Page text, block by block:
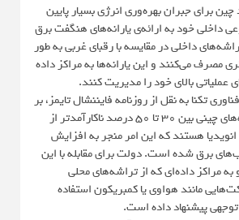
برای جبران بهره‌وری انرژی بسیار پایین
خود به ارائه‌ی یارانه‌های هنگفت برق
داخلی در مقایسه با رقبای غربی به طور
مصرف می‌کنند و این یارانه‌ها به مراکز داده
بالای خود را مدیریت کنند.
تکنا به نقل از روزنامه فایننشال تایمز، بر
اساس ارزیابی‌ها تراشه‌های چینی بین ۳۰ تا ۵۰ درصد ناکارآمدتر از
تراشه‌هایی مانند H20 انویدیا هستند که این امر منجر به افزایش
برق شده است. دولت برای مقابله با این
مراکز داده‌ای که از تراشه‌های محلی
مانند هواوی یا کمبریکون استفاده
توجهی پیشنهاد داده است.